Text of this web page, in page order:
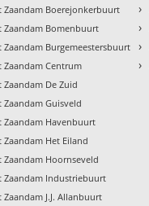
Zaandam Boerejonkerbuurt
Zaandam Bomenbuurt
Burgemeestersbuurt
Centrum
De Zuid
Guisveld
Zaandam Havenbuurt
Het Eiland
Hoornseveld
Zaandam Industriebuurt
J.J. Allanbuurt
›
›
›
›